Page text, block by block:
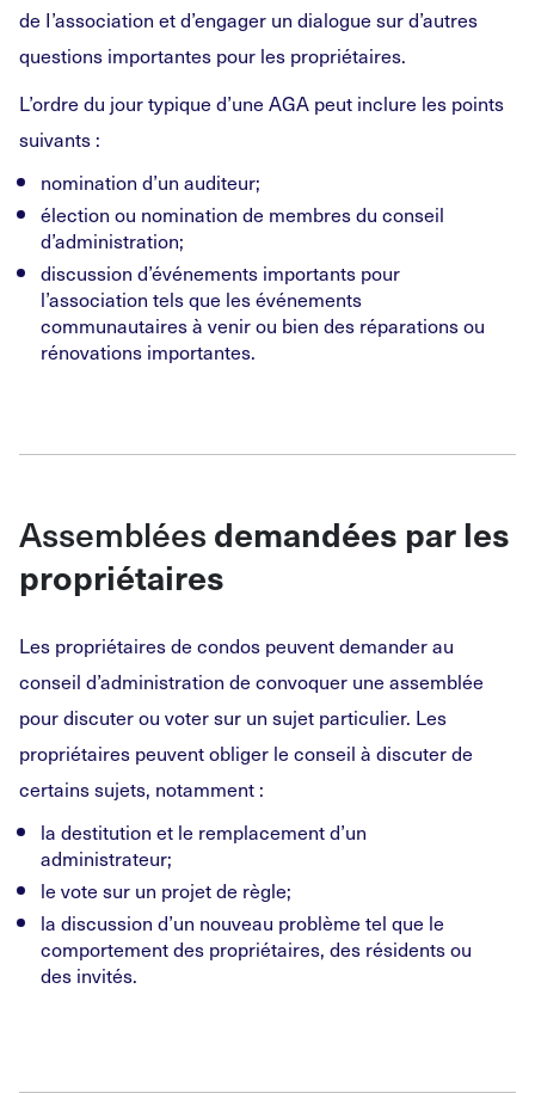
de I’association et d’engager un dialogue sur d’autres
questions importantes pour les propriétaires.
L’ordre du jour typique d’une AGA peut inclure les points
suivants :
nomination d’un auditeur;
élection ou nomination de membres du conseil
d’administration;
discussion d’événements importants pour
l’association tels que les événements
communautaires à venir ou bien des réparations ou
rénovations importantes.
Assemblées demandées par les
propriétaires
Les propriétaires de condos peuvent demander au
conseil d’administration de convoquer une assemblée
pour discuter ou voter sur un sujet particulier. Les
propriétaires peuvent obliger le conseil à discuter de
certains sujets, notamment :
la destitution et le remplacement d’un
administrateur;
le vote sur un projet de règle;
la discussion d’un nouveau problème tel que le
comportement des propriétaires, des résidents ou
des invités.